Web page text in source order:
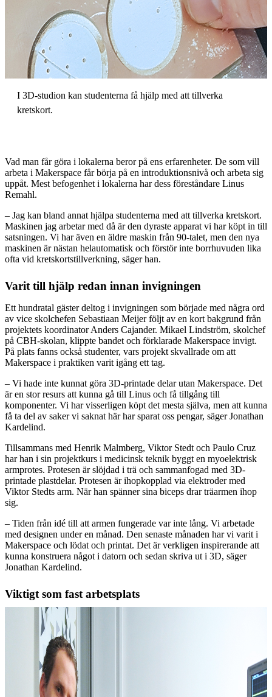
I 3D-studion kan studenterna få hjälp med att tillverka
kretskort.
Vad man får göra i lokalerna beror på ens erfarenheter. De som vill
arbeta i Makerspace får börja på en introduktionsnivå och arbeta sig
uppåt. Mest befogenhet i lokalerna har dess föreståndare Linus
Remahl.
– Jag kan bland annat hjälpa studenterna med att tillverka kretskort.
Maskinen jag arbetar med då är den dyraste apparat vi har köpt in till
satsningen. Vi har även en äldre maskin från 90-talet, men den nya
maskinen är nästan helautomatisk och förstör inte borrhuvuden lika
ofta vid kretskortstillverkning, säger han.
Varit till hjälp redan innan invigningen
Ett hundratal gäster deltog i invigningen som började med några ord
av vice skolchefen Sebastiaan Meijer följt av en kort bakgrund från
projektets koordinator Anders Cajander. Mikael Lindström, skolchef
på CBH-skolan, klippte bandet och förklarade Makerspace invigt.
På plats fanns också studenter, vars projekt skvallrade om att
Makerspace i praktiken varit igång ett tag.
– Vi hade inte kunnat göra 3D-printade delar utan Makerspace. Det
är en stor resurs att kunna gå till Linus och få tillgång till
komponenter. Vi har visserligen köpt det mesta själva, men att kunna
få ta del av saker vi saknat här har sparat oss pengar, säger Jonathan
Kardelind.
Tillsammans med Henrik Malmberg, Viktor Stedt och Paulo Cruz
har han i sin projektkurs i medicinsk teknik byggt en myoelektrisk
armprotes. Protesen är slöjdad i trä och sammanfogad med 3D-
printade plastdelar. Protesen är ihopkopplad via elektroder med
Viktor Stedts arm. När han spänner sina biceps drar träarmen ihop
sig.
– Tiden från idé till att armen fungerade var inte lång. Vi arbetade
med designen under en månad. Den senaste månaden har vi varit i
Makerspace och lödat och printat. Det är verkligen inspirerande att
kunna konstruera något i datorn och sedan skriva ut i 3D, säger
Jonathan Kardelind.
Viktigt som fast arbetsplats